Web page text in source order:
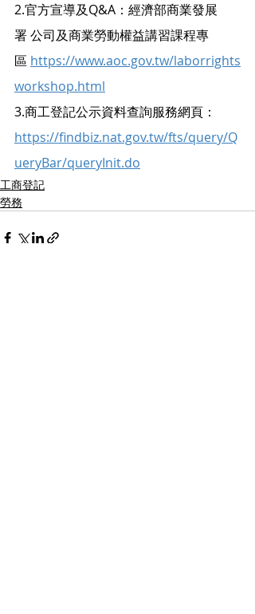
2.官方宣導及Q&A： 經濟部商業發展
署 公司及商業勞動權益講習課程專
區 https://www.aoc.gov.tw/laborrights
workshop.html
3.商工登記公示資料查詢服務網頁：
https://findbiz.nat.gov.tw/fts/query/Q
ueryBar/queryInit.do
工商登記
勞務